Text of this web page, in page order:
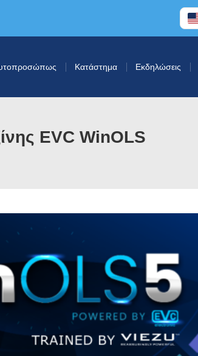
Κατάστημα Εκδηλώσεις
EVC WinOLS